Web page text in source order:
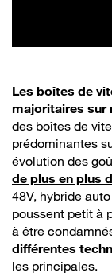
Les boîtes de
majoritaires sur
des boîtes de
prédominantes
évolution des
de plus en plus
48V, hybride
poussent petit à
à être
différentes
les principales.